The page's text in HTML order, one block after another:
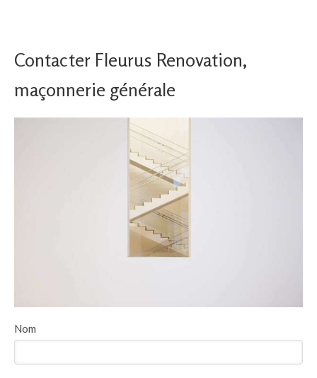
Contacter Fleurus Renovation,
maçonnerie générale
Nom